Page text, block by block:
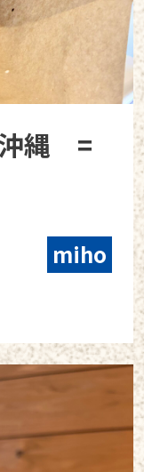
miho